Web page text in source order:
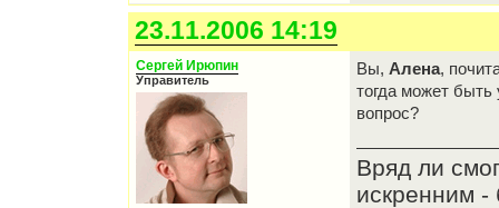
23.11.2006 14:19
Сергей Ирюпин
Управитель
Вы, Алена,
тогда может быть
вопрос?
Вряд ли
искренним -